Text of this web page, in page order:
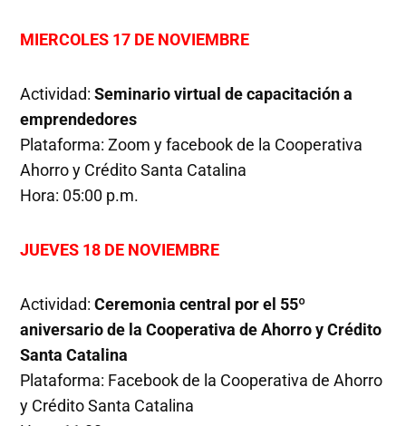
MIERCOLES 17 DE NOVIEMBRE
Actividad:Seminario virtual de capacitación a
emprendedores
Plataforma: Zoom y facebook de la Cooperativa
Ahorro y Crédito Santa Catalina
Hora: 05:00 p.m.
JUEVES 18 DE NOVIEMBRE
Actividad:Ceremonia central por el 55º
aniversario de la Cooperativa de Ahorro y Crédito
Santa Catalina
Plataforma: Facebook de la Cooperativa de Ahorro
y Crédito Santa Catalina